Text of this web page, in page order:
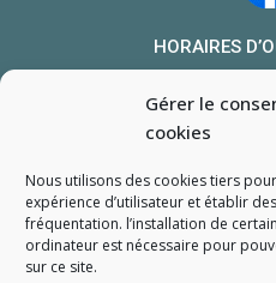
Gérer le
cookies
Nous utilisons des cookies tiers
expérience d’utilisateur et établir
fréquentation. l’installation de
ordinateur est nécessaire pour
sur ce site.
HORAIRES
Le samedi :
Mon
Formulaire de